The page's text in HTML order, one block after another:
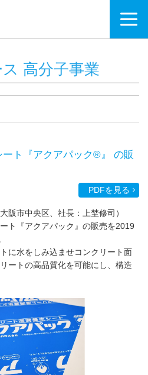
高分子事業
ト『アクアパック®』 の販
PDFを見る
阪市中央区、社長：上埜修司）
ト『アクアパック』の販売を2019
に水をしみ込ませコンクリート面
ートの高品質化を可能にし、構造